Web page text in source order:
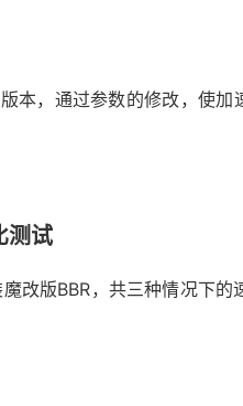
本，通过参数的修改，使
测试
改版BBR，共三种情况下